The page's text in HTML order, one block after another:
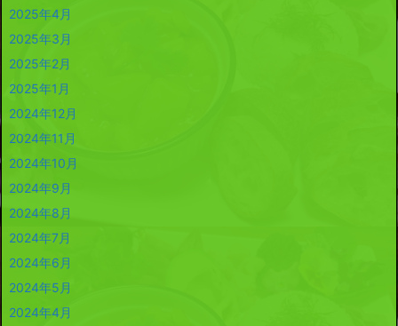
2025年4月
2025年3月
2025年2月
2025年1月
2024年12月
2024年11月
2024年10月
2024年9月
2024年8月
2024年7月
2024年6月
2024年5月
2024年4月